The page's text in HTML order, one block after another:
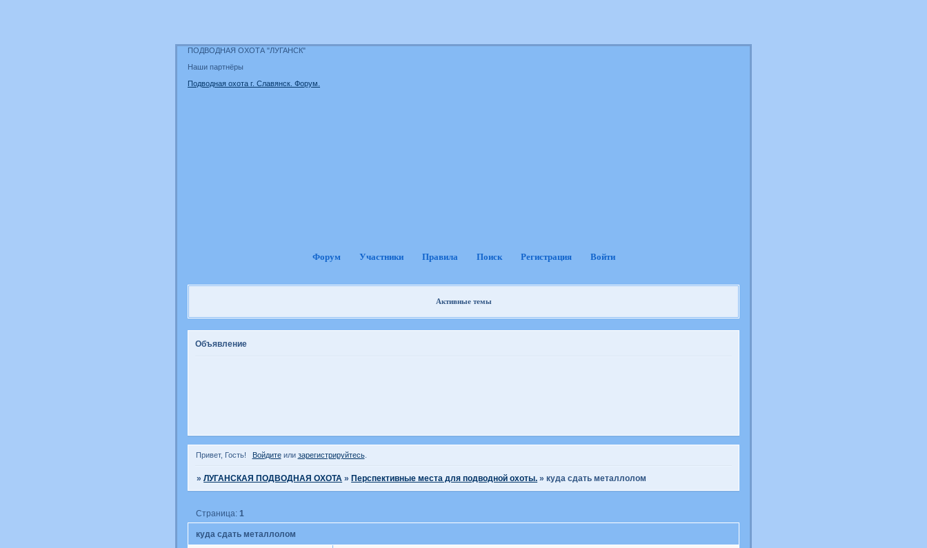
ПОДВОДНАЯ ОХОТА "ЛУГАНСК"
Наши партнёры
Подводная охота г. Славянск. Форум.
Форум Участники Правила Поиск Регистрация Войти
Активные темы
Объявление
Привет, Гость! Войдитеили зарегистрируйтесь.
»ЛУГАНСКАЯ ПОДВОДНАЯ ОХОТА » Перспективные места для подводной охоты. »куда сдать металлолом
куда сдать металлолом
Страница:1